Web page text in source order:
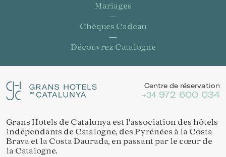
Mariages
Chèques Cadeau
Découvrez Catalogne
Centre de réservation
+34 972 600 034
Grans Hotels de Catalunya est l'association des hôtels
indépendants de Catalogne, des Pyrénées à la Costa
Brava et la Costa Daurada, en passant par le cœur de
la Catalogne.